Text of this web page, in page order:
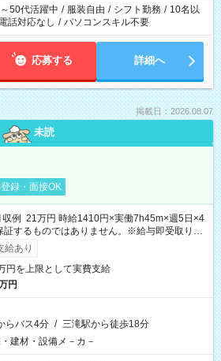
応募できません
50代活躍中 / 服装自由 / シフト勤務 / 10名以
電話対応なし / パソコンスキル不要
応募する 詳細へ
掲載日：2026.08.07
未読
録・面接OK
例 21万円 時給1410円×実働7h45m×週5日×4
するものではありません。※給与即受取りサ
用条件有）
給あり
円を上限として実費支給
円
らバス4分 / 三滝駅から徒歩18分
建材・設備メ－カ－